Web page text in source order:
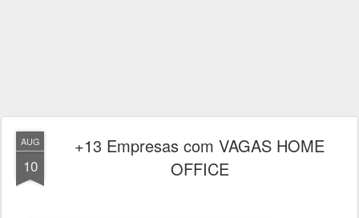
AUG
10
+13 Empresas com VAGAS HOME
OFFICE